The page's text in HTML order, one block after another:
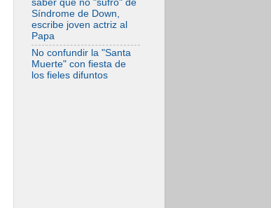
saber que no "sufro" de
Síndrome de Down,
escribe joven actriz al
Papa
No confundir la "Santa
Muerte" con fiesta de
los fieles difuntos